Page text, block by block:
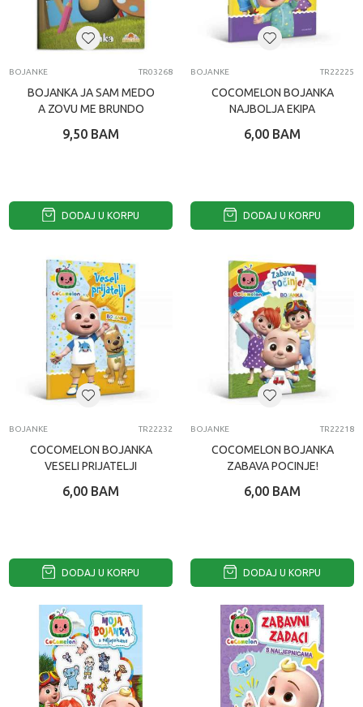
BOJANKE TR03268
BOJANKA JA SAM MEDO
A ZOVU ME BRUNDO
9,50 BAM
DODAJ U KORPU
BOJANKE TR22225
COCOMELON BOJANKA
NAJBOLJA EKIPA
6,00 BAM
DODAJ U KORPU
BOJANKE TR22232
COCOMELON BOJANKA
VESELI PRIJATELJI
6,00 BAM
DODAJ U KORPU
BOJANKE TR22218
COCOMELON BOJANKA
ZABAVA POCINJE!
6,00 BAM
DODAJ U KORPU